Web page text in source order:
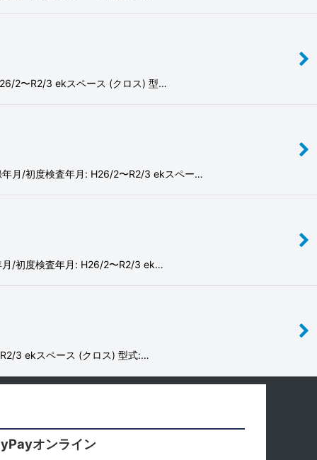
2〜R2/3 ekスペース (クロス) 型…
年月/初度検査年月: H26/2〜R2/3 ekスペー…
月/初度検査年月: H26/2〜R2/3 ek…
3 ekスペース (クロス) 型式:…
オンライン